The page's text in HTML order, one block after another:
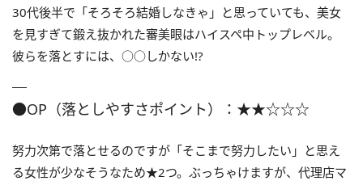
30代後半で「そろそろ結婚しなきゃ」と思っていても、美女
を見すぎて鍛え抜かれた審美眼はハイスペ中トップレベル。
彼らを落とすには、○○しかない!?
●OP（落としやすさポイント）：★★☆☆☆
努力次第で落とせるのですが「そこまで努力したい」と思え
る女性が少なそうなため★2つ。ぶっちゃけますが、代理店マ